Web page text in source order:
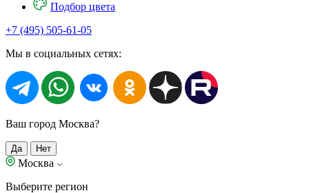
Подбор цвета
+7 (495) 505-61-05
Мы в социальных сетях:
Ваш город Москва?
Да Нет
Москва
Выберите регион